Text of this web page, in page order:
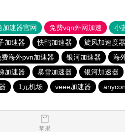
加速器官网 免费vqn外网加速 小
加速器 快鸭加速器 旋风加速度器
费海外pvn加速器 银河加速器 海
加速器 暴雪加速器 银河加速器
1元机场 veee加速器
苹果